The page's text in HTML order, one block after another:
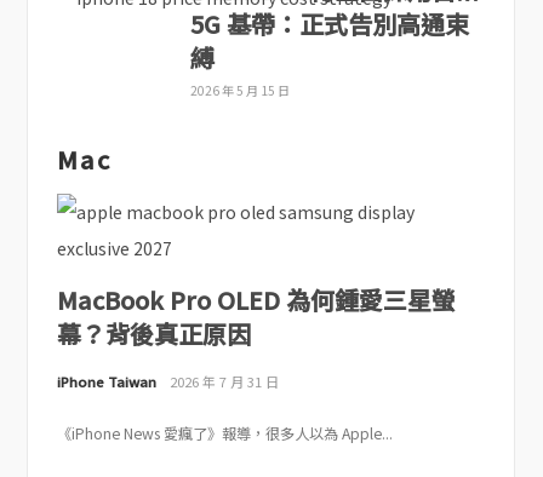
5G 基帶：正式告別高通束
縛
2026 年 5 月 15 日
Mac
MacBook Pro OLED 為何鍾愛三星螢
幕？背後真正原因
iPhone Taiwan 2026 年 7 月 31 日
《iPhone News 愛瘋了》報導，很多人以為 Apple...